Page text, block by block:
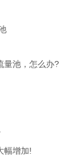
量池，怎么办?
幅增加!